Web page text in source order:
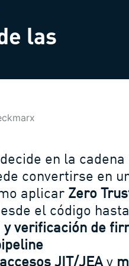
las
en la
convertirse en
aplicar Zero
el código
y verificación de
accesos JIT/JEA y